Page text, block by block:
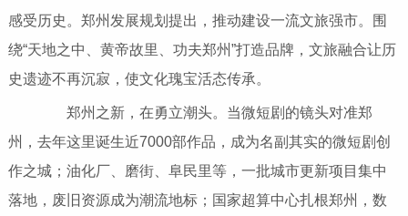
感受历史。郑州发展规划提出，推动建设一流文旅强市。围
绕“天地之中、黄帝故里、功夫郑州”打造品牌，文旅融合让历
史遗迹不再沉寂，使文化瑰宝活态传承。
郑州之新，在勇立潮头。当微短剧的镜头对准郑
州，去年这里诞生近7000部作品，成为名副其实的微短剧创
作之城；油化厂、磨街、阜民里等，一批城市更新项目集中
落地，废旧资源成为潮流地标；国家超算中心扎根郑州，数